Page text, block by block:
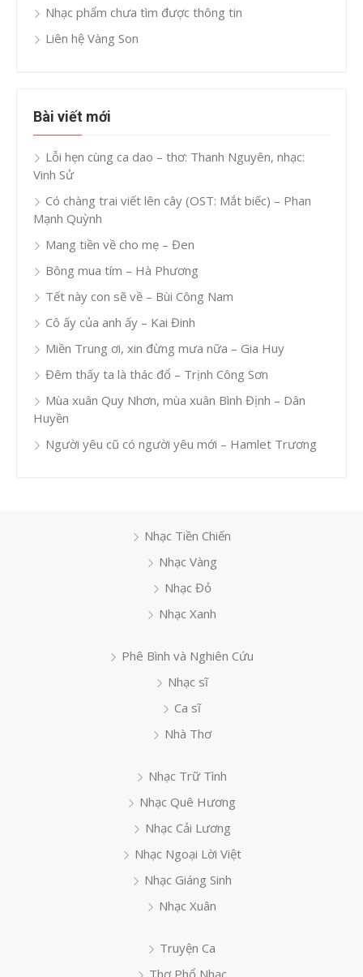
Nhạc phẩm chưa tìm được thông tin
Liên hệ Vàng Son
Bài viết mới
Lỗi hẹn cùng ca dao – thơ: Thanh Nguyên, nhạc:
Vinh Sử
Có chàng trai viết lên cây (OST: Mắt biếc) – Phan
Mạnh Quỳnh
Mang tiền về cho mẹ – Đen
Bông mua tím – Hà Phương
Tết này con sẽ về – Bùi Công Nam
Cô ấy của anh ấy – Kai Đinh
Miền Trung ơi, xin đừng mưa nữa – Gia Huy
Đêm thấy ta là thác đổ – Trịnh Công Sơn
Mùa xuân Quy Nhơn, mùa xuân Bình Định – Dân
Huyền
Người yêu cũ có người yêu mới – Hamlet Trương
Nhạc Tiền Chiến
Nhạc Vàng
Nhạc Đỏ
Nhạc Xanh
Phê Bình và Nghiên Cứu
Nhạc sĩ
Ca sĩ
Nhà Thơ
Nhạc Trữ Tình
Nhạc Quê Hương
Nhạc Cải Lương
Nhạc Ngoại Lời Việt
Nhạc Giáng Sinh
Nhạc Xuân
Truyện Ca
Thơ Phổ Nhạc